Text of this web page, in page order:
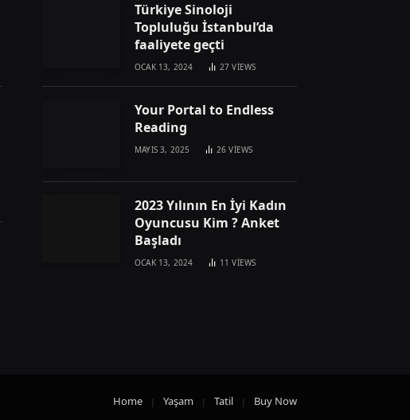
Türkiye Sinoloji
Topluluğu İstanbul’da
faaliyete geçti
OCAK 13, 2024 27VIEWS
Your Portal to Endless
Reading
MAYIS 3, 2025 26VIEWS
2023 Yılının En İyi Kadın
Oyuncusu Kim ? Anket
Başladı
OCAK 13, 2024 11VIEWS
Home Yaşam Tatil Buy Now